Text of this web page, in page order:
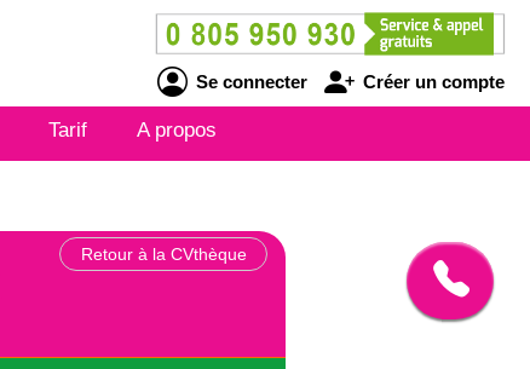
Se connecter Créer un compte
Tarif A propos
Retour à la CVthèque